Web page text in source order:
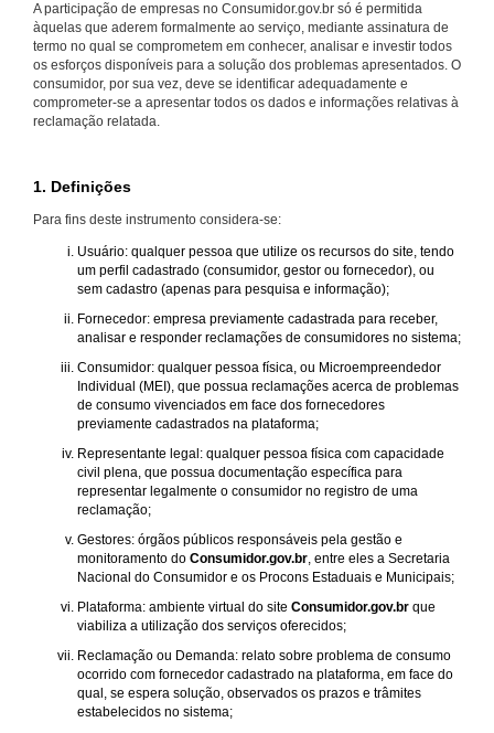
A participação de empresas no Consumidor.gov.br só é permitida
àquelas que aderem formalmente ao serviço, mediante assinatura de
termo no qual se comprometem em conhecer, analisar e investir todos
os esforços disponíveis para a solução dos problemas apresentados. O
consumidor, por sua vez, deve se identificar adequadamente e
comprometer-se a apresentar todos os dados e informações relativas à
reclamação relatada.
1. Definições
Para fins deste instrumento considera-se:
Usuário: qualquer pessoa que utilize os recursos do site, tendo
um perfil cadastrado (consumidor, gestor ou fornecedor), ou
sem cadastro (apenas para pesquisa e informação);
Fornecedor: empresa previamente cadastrada para receber,
analisar e responder reclamações de consumidores no sistema;
Consumidor: qualquer pessoa física, ou Microempreendedor
Individual (MEI), que possua reclamações acerca de problemas
de consumo vivenciados em face dos fornecedores
previamente cadastrados na plataforma;
Representante legal: qualquer pessoa física com capacidade
civil plena, que possua documentação específica para
representar legalmente o consumidor no registro de uma
reclamação;
Gestores: órgãos públicos responsáveis pela gestão e
monitoramento do Consumidor.gov.br, entre eles a Secretaria
Nacional do Consumidor e os Procons Estaduais e Municipais;
Plataforma: ambiente virtual do site Consumidor.gov.br que
viabiliza a utilização dos serviços oferecidos;
Reclamação ou Demanda: relato sobre problema de consumo
ocorrido com fornecedor cadastrado na plataforma, em face do
qual, se espera solução, observados os prazos e trâmites
estabelecidos no sistema;